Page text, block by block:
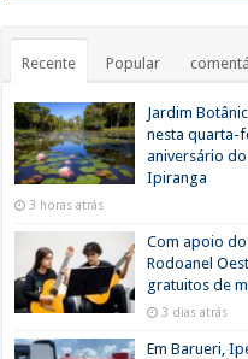
Recente Popular
Jardim
nesta quarta-
aniversário do
Ipiranga
3 horas atrás
Com apoio
Rodoanel
gratuitos de
3 dias atrás
Em Barueri,